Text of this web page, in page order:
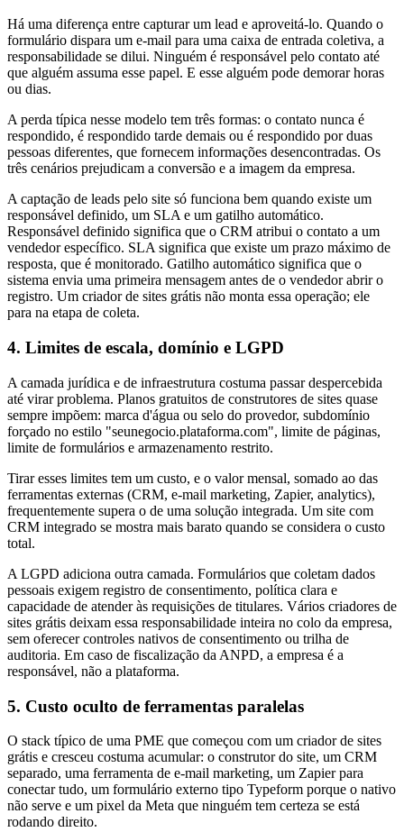
Há uma diferença entre capturar um lead e aproveitá-lo. Quando o
formulário dispara um e-mail para uma caixa de entrada coletiva, a
responsabilidade se dilui. Ninguém é responsável pelo contato até
que alguém assuma esse papel. E esse alguém pode demorar horas
ou dias.
A perda típica nesse modelo tem três formas: o contato nunca é
respondido, é respondido tarde demais ou é respondido por duas
pessoas diferentes, que fornecem informações desencontradas. Os
três cenários prejudicam a conversão e a imagem da empresa.
A captação de leads pelo site só funciona bem quando existe um
responsável definido, um SLA e um gatilho automático.
Responsável definido significa que o CRM atribui o contato a um
vendedor específico. SLA significa que existe um prazo máximo de
resposta, que é monitorado. Gatilho automático significa que o
sistema envia uma primeira mensagem antes de o vendedor abrir o
registro. Um criador de sites grátis não monta essa operação; ele
para na etapa de coleta.
4. Limites de escala, domínio e LGPD
A camada jurídica e de infraestrutura costuma passar despercebida
até virar problema. Planos gratuitos de construtores de sites quase
sempre impõem: marca d'água ou selo do provedor, subdomínio
forçado no estilo "seunegocio.plataforma.com", limite de páginas,
limite de formulários e armazenamento restrito.
Tirar esses limites tem um custo, e o valor mensal, somado ao das
ferramentas externas (CRM, e-mail marketing, Zapier, analytics),
frequentemente supera o de uma solução integrada. Um site com
CRM integrado se mostra mais barato quando se considera o custo
total.
A LGPD adiciona outra camada. Formulários que coletam dados
pessoais exigem registro de consentimento, política clara e
capacidade de atender às requisições de titulares. Vários criadores de
sites grátis deixam essa responsabilidade inteira no colo da empresa,
sem oferecer controles nativos de consentimento ou trilha de
auditoria. Em caso de fiscalização da ANPD, a empresa é a
responsável, não a plataforma.
5. Custo oculto de ferramentas paralelas
O stack típico de uma PME que começou com um criador de sites
grátis e cresceu costuma acumular: o construtor do site, um CRM
separado, uma ferramenta de e-mail marketing, um Zapier para
conectar tudo, um formulário externo tipo Typeform porque o nativo
não serve e um pixel da Meta que ninguém tem certeza se está
rodando direito.